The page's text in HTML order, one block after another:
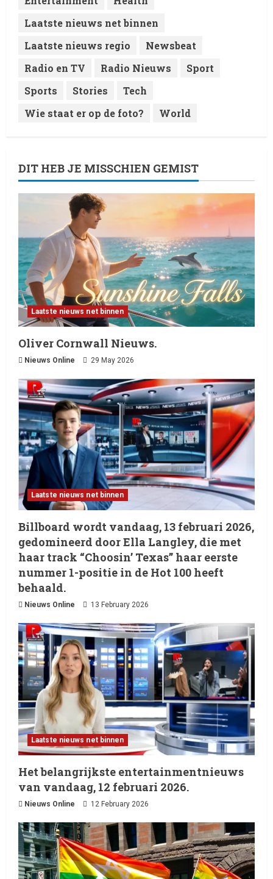
Laatste nieuws net binnen
Laatste nieuws regio
Newsbeat
Radio en TV
Radio Nieuws
Sport
Sports
Stories
Tech
Wie staat er op de foto?
World
DIT HEB JE MISSCHIEN GEMIST
Laatste nieuws net binnen
Oliver Cornwall Nieuws.
Nieuws Online 29 May 2026
Laatste nieuws net binnen
Billboard wordt vandaag, 13 februari 2026,
gedomineerd door Ella Langley, die met
haar track “Choosin’ Texas” haar eerste
nummer 1-positie in de Hot 100 heeft
behaald.
Nieuws Online 13 February 2026
Laatste nieuws net binnen
Het belangrijkste entertainmentnieuws
van vandaag, 12 februari 2026.
Nieuws Online 12 February 2026